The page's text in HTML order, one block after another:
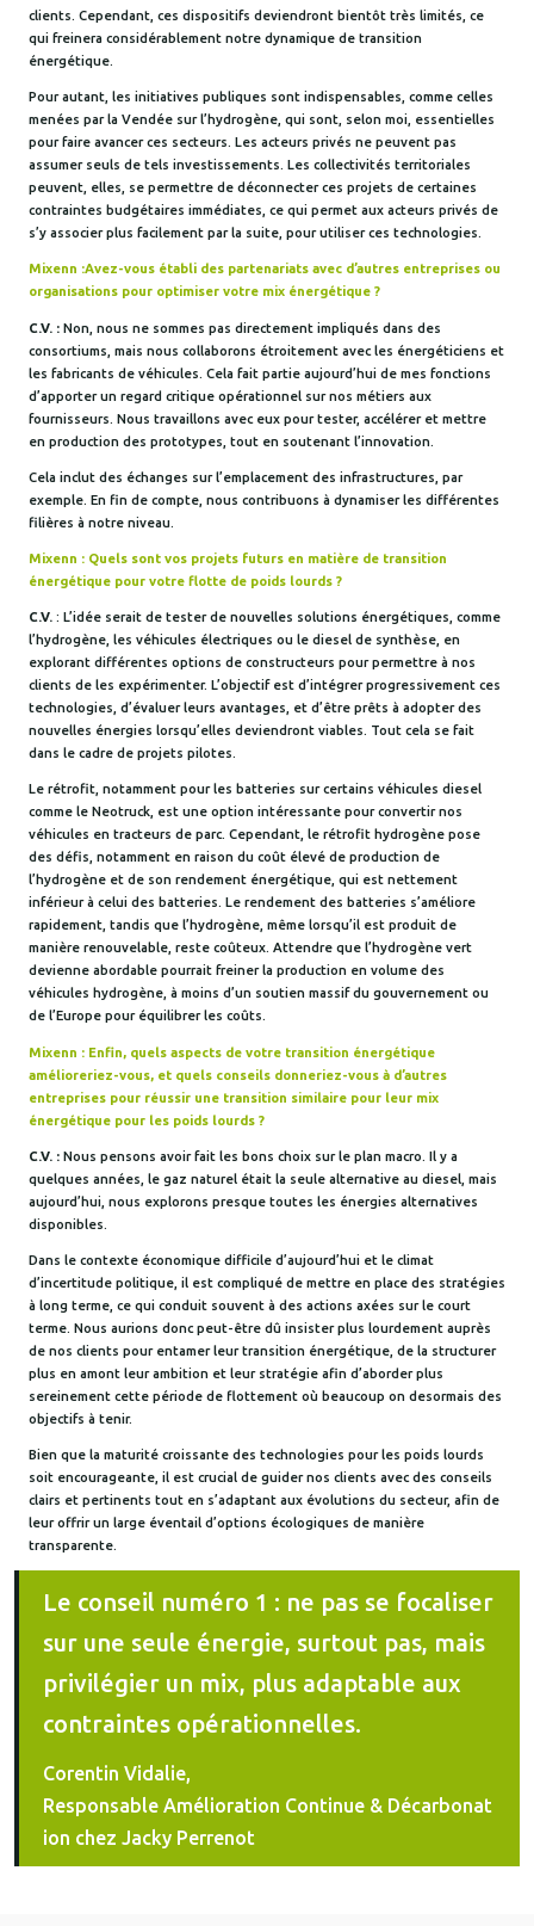
clients. Cependant, ces dispositifs deviendront bientôt très limités, ce
qui freinera considérablement notre dynamique de transition
énergétique.
Pour autant, les initiatives publiques sont indispensables, comme celles
menées par la Vendée sur l’hydrogène, qui sont, selon moi, essentielles
pour faire avancer ces secteurs. Les acteurs privés ne peuvent pas
assumer seuls de tels investissements. Les collectivités territoriales
peuvent, elles, se permettre de déconnecter ces projets de certaines
contraintes budgétaires immédiates, ce qui permet aux acteurs privés de
s’y associer plus facilement par la suite, pour utiliser ces technologies.
Mixenn :Avez-vous établi des partenariats avec d’autres entreprises ou
organisations pour optimiser votre mix énergétique ?
C.V. : Non, nous ne sommes pas directement impliqués dans des
consortiums, mais nous collaborons étroitement avec les énergéticiens et
les fabricants de véhicules. Cela fait partie aujourd’hui de mes fonctions
d’apporter un regard critique opérationnel sur nos métiers aux
fournisseurs. Nous travaillons avec eux pour tester, accélérer et mettre
en production des prototypes, tout en soutenant l’innovation.
Cela inclut des échanges sur l’emplacement des infrastructures, par
exemple. En fin de compte, nous contribuons à dynamiser les différentes
filières à notre niveau.
Mixenn : Quels sont vos projets futurs en matière de transition
énergétique pour votre flotte de poids lourds ?
C.V. : L’idée serait de tester de nouvelles solutions énergétiques, comme
l’hydrogène, les véhicules électriques ou le diesel de synthèse, en
explorant différentes options de constructeurs pour permettre à nos
clients de les expérimenter. L’objectif est d’intégrer progressivement ces
technologies, d’évaluer leurs avantages, et d’être prêts à adopter des
nouvelles énergies lorsqu’elles deviendront viables. Tout cela se fait
dans le cadre de projets pilotes.
Le rétrofit, notamment pour les batteries sur certains véhicules diesel
comme le Neotruck, est une option intéressante pour convertir nos
véhicules en tracteurs de parc. Cependant, le rétrofit hydrogène pose
des défis, notamment en raison du coût élevé de production de
l’hydrogène et de son rendement énergétique, qui est nettement
inférieur à celui des batteries. Le rendement des batteries s’améliore
rapidement, tandis que l’hydrogène, même lorsqu’il est produit de
manière renouvelable, reste coûteux. Attendre que l’hydrogène vert
devienne abordable pourrait freiner la production en volume des
véhicules hydrogène, à moins d’un soutien massif du gouvernement ou
de l’Europe pour équilibrer les coûts.
Mixenn : Enfin, quels aspects de votre transition énergétique
amélioreriez-vous, et quels conseils donneriez-vous à d’autres
entreprises pour réussir une transition similaire pour leur mix
énergétique pour les poids lourds ?
C.V. : Nous pensons avoir fait les bons choix sur le plan macro. Il y a
quelques années, le gaz naturel était la seule alternative au diesel, mais
aujourd’hui, nous explorons presque toutes les énergies alternatives
disponibles.
Dans le contexte économique difficile d’aujourd’hui et le climat
d’incertitude politique, il est compliqué de mettre en place des stratégies
à long terme, ce qui conduit souvent à des actions axées sur le court
terme. Nous aurions donc peut-être dû insister plus lourdement auprès
de nos clients pour entamer leur transition énergétique, de la structurer
plus en amont leur ambition et leur stratégie afin d’aborder plus
sereinement cette période de flottement où beaucoup on desormais des
objectifs à tenir.
Bien que la maturité croissante des technologies pour les poids lourds
soit encourageante, il est crucial de guider nos clients avec des conseils
clairs et pertinents tout en s’adaptant aux évolutions du secteur, afin de
leur offrir un large éventail d’options écologiques de manière
transparente.
Le conseil numéro 1 : ne pas se focaliser
sur une seule énergie, surtout pas, mais
privilégier un mix, plus adaptable aux
contraintes opérationnelles.
Corentin Vidalie,
Responsable Amélioration Continue & Décarbonat
ion chez Jacky Perrenot